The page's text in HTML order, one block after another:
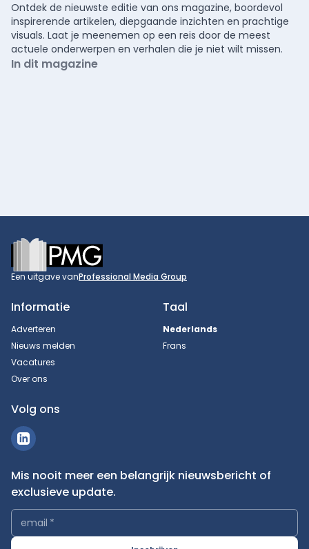
Ontdek de nieuwste editie van ons magazine, boordevol
inspirerende artikelen, diepgaande inzichten en prachtige
visuals. Laat je meenemen op een reis door de meest
actuele onderwerpen en verhalen die je niet wilt missen.
In dit magazine
Footer
Een uitgave vanProfessional Media Group
Informatie
Adverteren
Nieuws melden
Vacatures
Over ons
Taal
Nederlands
Frans
Volg ons
Mis nooit meer een belangrijk nieuwsbericht of
exclusieve update.
email *